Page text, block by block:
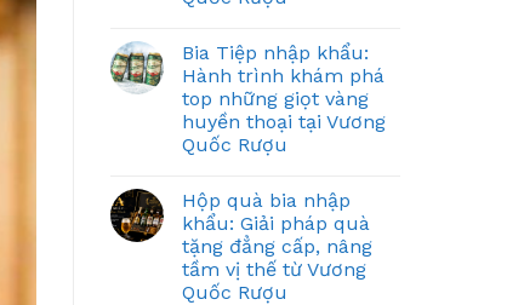
Bia Tiệp nhập khẩu:
Hành trình khám phá
top những giọt vàng
huyền thoại tại Vương
Quốc Rượu
Hộp quà bia nhập
khẩu: Giải pháp quà
tặng đẳng cấp, nâng
tầm vị thế từ Vương
Quốc Rượu